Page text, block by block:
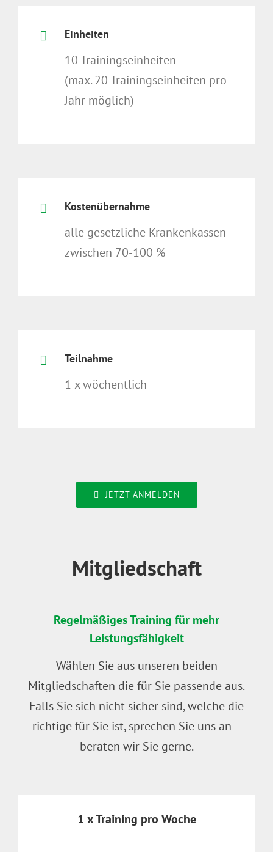
Einheiten
10 Trainingseinheiten
(max. 20 Trainingseinheiten pro
Jahr möglich)
Kostenübernahme
alle gesetzliche Krankenkassen
zwischen 70-100 %
Teilnahme
1 x wöchentlich
JETZT ANMELDEN
Mitgliedschaft
Regelmäßiges Training für mehr
Leistungsfähigkeit
Wählen Sie aus unseren beiden
Mitgliedschaften die für Sie passende aus.
Falls Sie sich nicht sicher sind, welche die
richtige für Sie ist, sprechen Sie uns an –
beraten wir Sie gerne.
1 x Training pro Woche